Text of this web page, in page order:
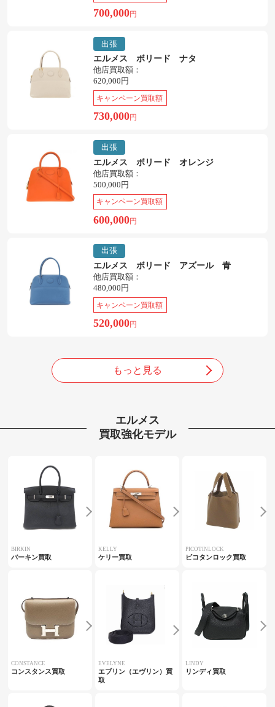
700,000円
出張
エルメス ボリード ナタ
他店買取額：
620,000円
キャンペーン買取額
730,000円
出張
エルメス ボリード オレンジ
他店買取額：
500,000円
キャンペーン買取額
600,000円
出張
エルメス ボリード アズール 青
他店買取額：
480,000円
キャンペーン買取額
520,000円
もっと見る
エルメス
買取強化モデル
BIRKIN
バーキン買取
KELLY
ケリー買取
PICOTINLOCK
ピコタンロック買取
CONSTANCE
コンスタンス買取
EVELYNE
エブリン（エヴリン）買
取
LINDY
リンディ買取